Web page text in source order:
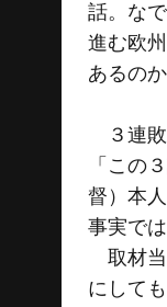
話。な
進む欧
あるのか
３連敗
「この
督）本
事実では
取材当
にして